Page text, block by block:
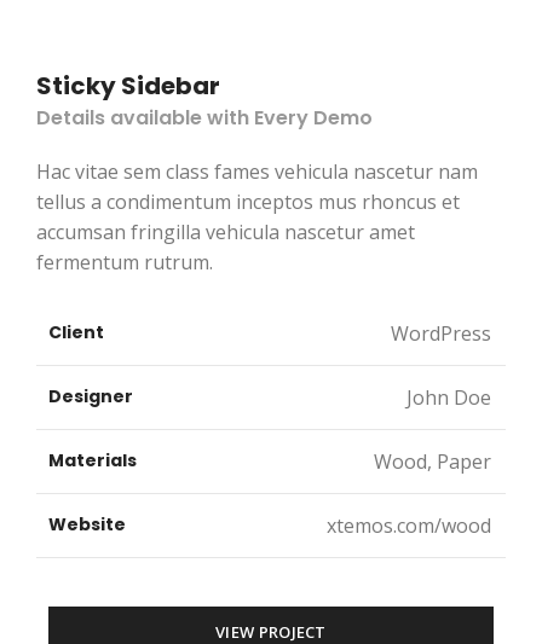
Sticky Sidebar
Details available with Every Demo
Hac vitae sem class fames vehicula nascetur nam
tellus a condimentum inceptos mus rhoncus et
accumsan fringilla vehicula nascetur amet
fermentum rutrum.
Client WordPress
Designer John Doe
Materials Wood, Paper
Website xtemos.com/wood
VIEW PROJECT